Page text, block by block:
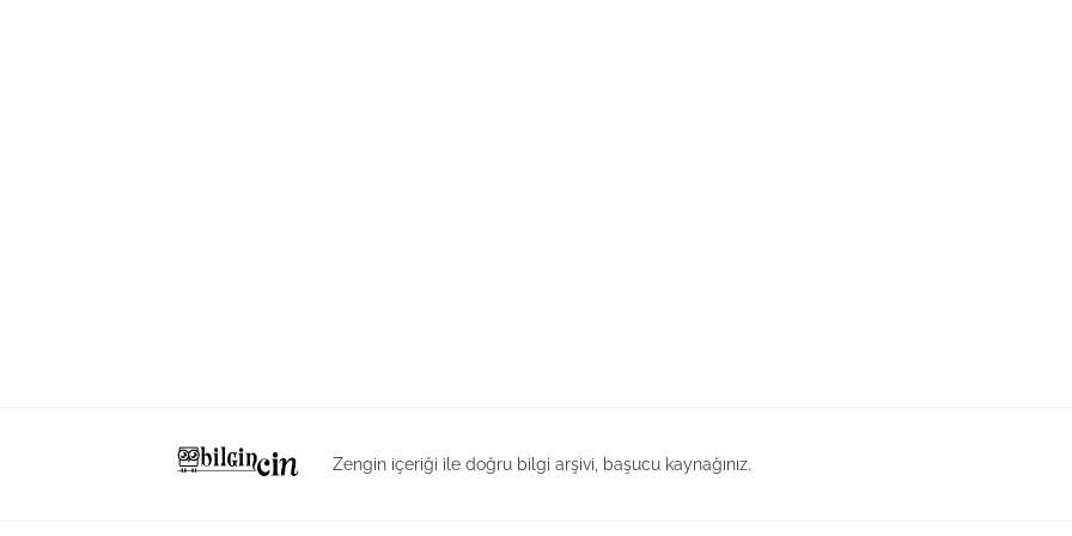
Zengin içeriği ile doğru bilgi arşivi, başucu kaynağınız.